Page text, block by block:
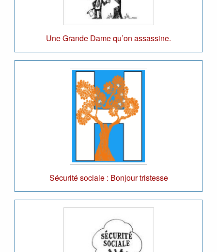
Une Grande Dame qu’on assassine.
Sécurité sociale : Bonjour tristesse